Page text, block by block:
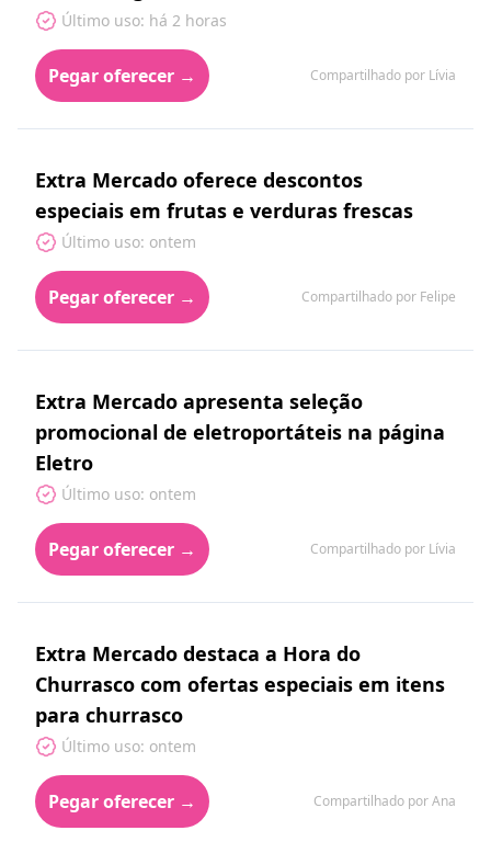
Último uso: há 2 horas
Pegar oferecer → Compartilhado por Lívia
Extra Mercado oferece descontos
especiais em frutas e verduras frescas
Último uso: ontem
Pegar oferecer → Compartilhado por Felipe
Extra Mercado apresenta seleção
promocional de eletroportáteis na página
Eletro
Último uso: ontem
Pegar oferecer → Compartilhado por Lívia
Extra Mercado destaca a Hora do
Churrasco com ofertas especiais em itens
para churrasco
Último uso: ontem
Pegar oferecer → Compartilhado por Ana